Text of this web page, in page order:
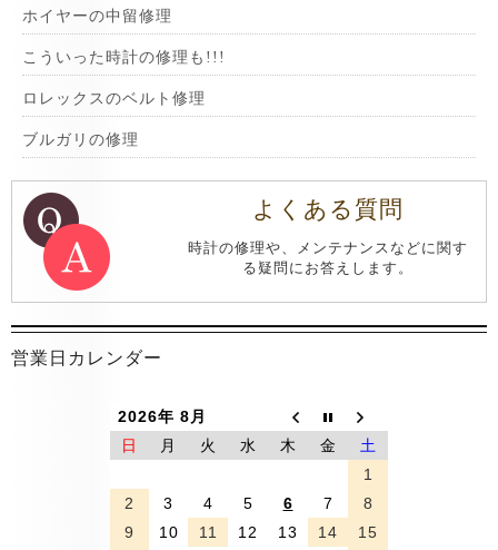
ホイヤーの中留修理
こういった時計の修理も!!!
ロレックスのベルト修理
ブルガリの修理
よくある質問
時計の修理や、メンテナンスなどに関す
る疑問にお答えします。
営業日カレンダー
2026年 8月
日
月 火 水 木 金
土
1
2
3 4 5 6 7
8
9
10 11 12 13 14
15